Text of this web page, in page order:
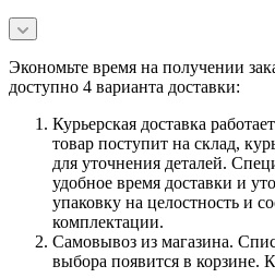
Экономьте время на получении
доступно 4 варианта доставки:
Курьерская доставка
товар поступит на склад,
для уточнения деталей.
удобное время доставки и
упаковку на целостность и
комплектации.
Самовывоз из магазина.
выбора появится в корзине.